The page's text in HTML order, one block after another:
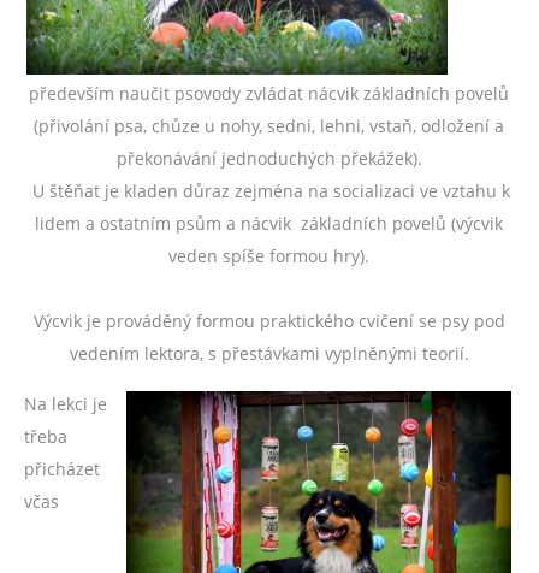
především naučit psovody zvládat nácvik základních povelů
(přivolání psa, chůze u nohy, sedni, lehni, vstaň, odložení a
překonávání jednoduchých překážek).
U štěňat je kladen důraz zejména na socializaci ve vztahu k
lidem a ostatním psům a nácvik základních povelů (výcvik
veden spíše formou hry).
Výcvik je prováděný formou praktického cvičení se psy pod
vedením lektora, s přestávkami vyplněnými teorií.
Na lekci je
třeba
přicházet
včas